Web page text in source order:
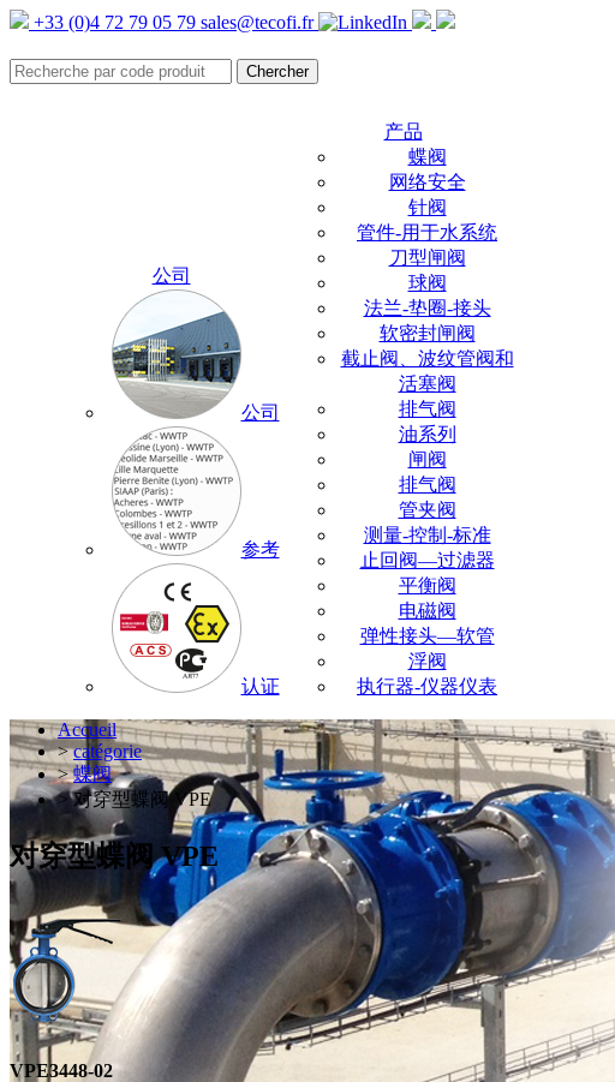
+33 (0)4 72 79 05 79 sales@tecofi.fr
公司
公司
参考
认证
产品
蝶阀
网络安全
针阀
管件-用于水系统
刀型闸阀
球阀
法兰-垫圈-接头
软密封闸阀
截止阀、波纹管阀和
活塞阀
排气阀
油系列
闸阀
排气阀
管夹阀
测量-控制-标准
止回阀—过滤器
平衡阀
电磁阀
弹性接头—软管
浮阀
执行器-仪器仪表
Accueil
>catégorie
>蝶阀
> 对穿型蝶阀 VPE
对穿型蝶阀 VPE
VPE3448-02